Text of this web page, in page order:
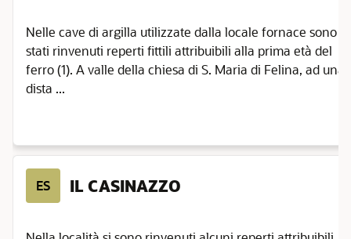
Nelle cave di argilla utilizzate dalla locale fornace sono
stati rinvenuti reperti fittili attribuibili alla prima età del
ferro (1). A valle della chiesa di S. Maria di Felina, ad una
dista ...
ES IL CASINAZZO